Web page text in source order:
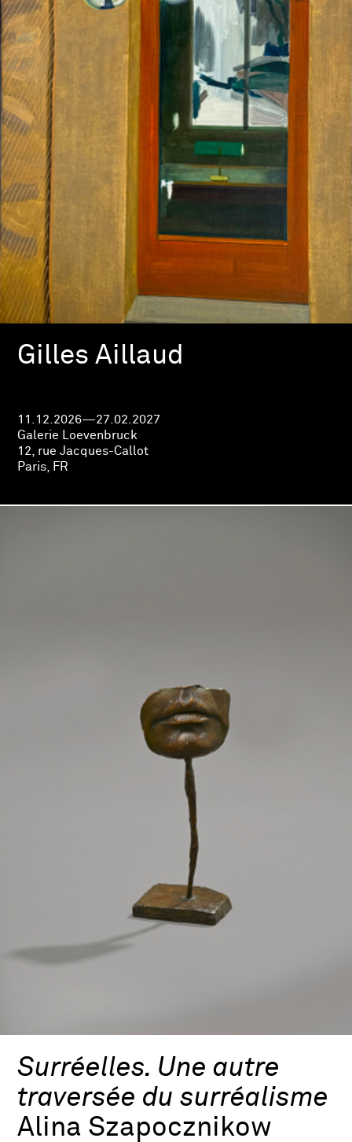
Gilles Aillaud
11.12.2026—27.02.2027
Galerie Loevenbruck
12, rue Jacques-Callot
Paris, FR
Surréelles. Une autre
traversée du surréalisme
Alina Szapocznikow